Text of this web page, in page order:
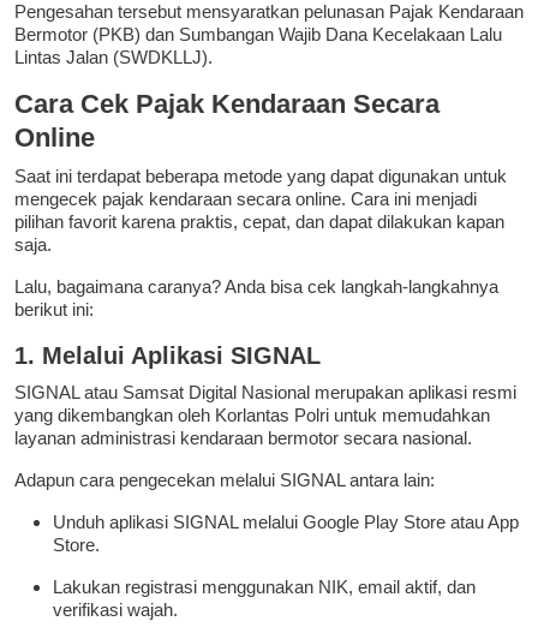
Pengesahan tersebut mensyaratkan pelunasan Pajak Kendaraan
Bermotor (PKB) dan Sumbangan Wajib Dana Kecelakaan Lalu
Lintas Jalan (SWDKLLJ).
Cara Cek Pajak Kendaraan Secara
Online
Saat ini terdapat beberapa metode yang dapat digunakan untuk
mengecek pajak kendaraan secara online. Cara ini menjadi
pilihan favorit karena praktis, cepat, dan dapat dilakukan kapan
saja.
Lalu, bagaimana caranya? Anda bisa cek langkah-langkahnya
berikut ini:
1. Melalui Aplikasi SIGNAL
SIGNAL atau Samsat Digital Nasional merupakan aplikasi resmi
yang dikembangkan oleh Korlantas Polri untuk memudahkan
layanan administrasi kendaraan bermotor secara nasional.
Adapun cara pengecekan melalui SIGNAL antara lain:
Unduh aplikasi SIGNAL melalui Google Play Store atau App
Store.
Lakukan registrasi menggunakan NIK, email aktif, dan
verifikasi wajah.